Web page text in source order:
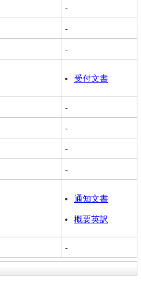
-
-
-
受付文書
-
-
-
-
通知文書
概要英訳
-